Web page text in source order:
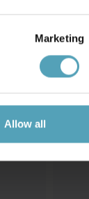
Marketing
Allow all